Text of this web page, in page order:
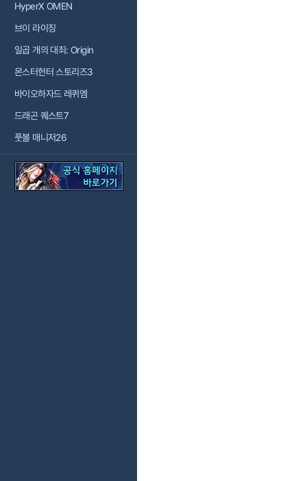
HyperX OMEN
브이 라이징
일곱 개의 대죄: Origin
몬스터헌터 스토리즈3
바이오하자드 레퀴엠
드래곤 퀘스트7
풋볼 매니저26